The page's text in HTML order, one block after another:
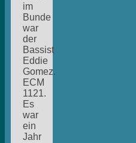
im
Bunde
war
der
Bassist
Eddie
Gomez.
ECM
1121.
Es
war
ein
Jahr